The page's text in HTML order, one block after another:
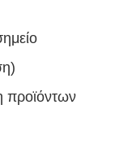
προϊόντων